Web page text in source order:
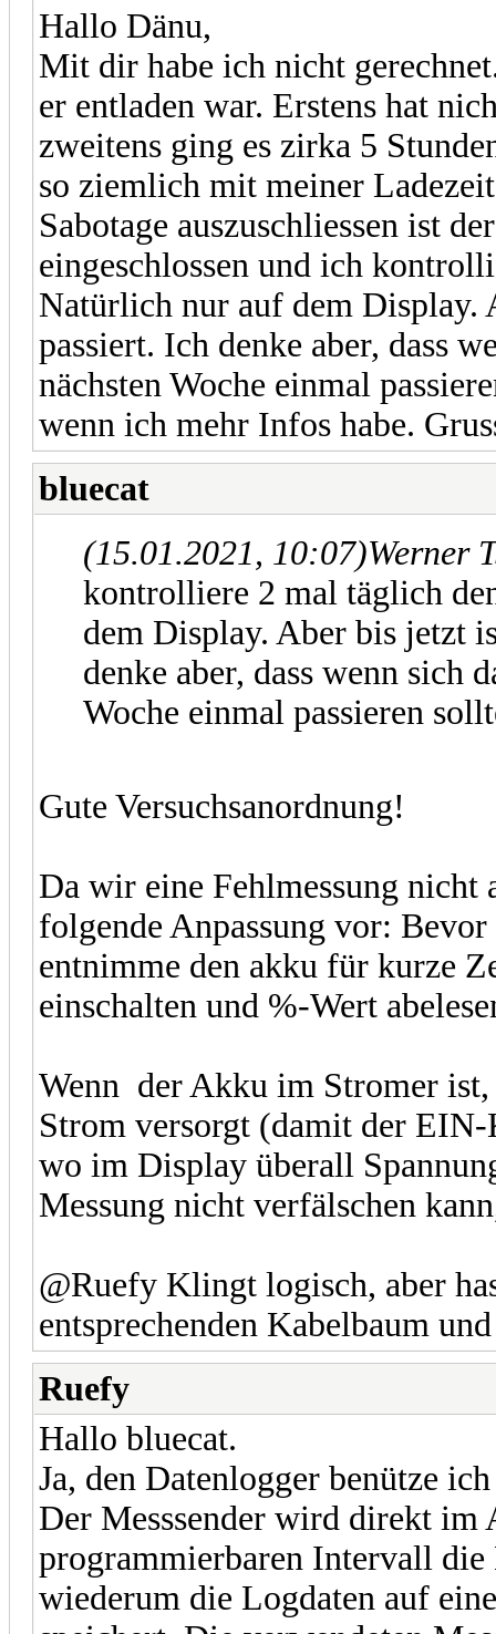
Hallo Dänu,
Mit dir habe ich nicht
er entladen war. Erstens hat
zweitens ging es zirka 5
so ziemlich mit meiner
Sabotage auszuschliessen ist
eingeschlossen und ich
Natürlich nur auf dem Display.
passiert. Ich denke aber, dass
nächsten Woche einmal
wenn ich mehr Infos habe.
bluecat
(15.01.2021, 10:07)Werner
kontrolliere 2 mal täglich
dem Display. Aber bis jetzt
denke aber, dass wenn sich
Woche einmal passieren
Gute Versuchsanordnung!
Da wir eine Fehlmessung nicht
folgende Anpassung vor:
entnimme den akku für kurze
einschalten und %-Wert
Wenn der Akku im Stromer
Strom versorgt (damit der
wo im Display überall
Messung nicht verfälschen
@Ruefy Klingt logisch, aber
entsprechenden Kabelbaum
Ruefy
Hallo bluecat.
Ja, den Datenlogger benütze
Der Messsender wird direkt im
programmierbaren Intervall die
wiederum die Logdaten auf